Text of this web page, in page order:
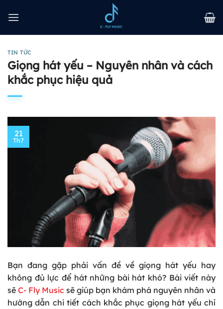
qua
TIN TỨC
Giọng hát yếu – Nguyên nhân và cách
khắc phục hiệu quả
21
Th7
Bạn đang gặp phải vấn đề về giọng hát yếu hay
không đủ lực để hát những bài hát khó? Bài viết này
sẽ C- Fly Music sẽ giúp bạn khám phá nguyên nhân và
hướng dẫn chi tiết cách khắc phục giọng hát yếu chỉ